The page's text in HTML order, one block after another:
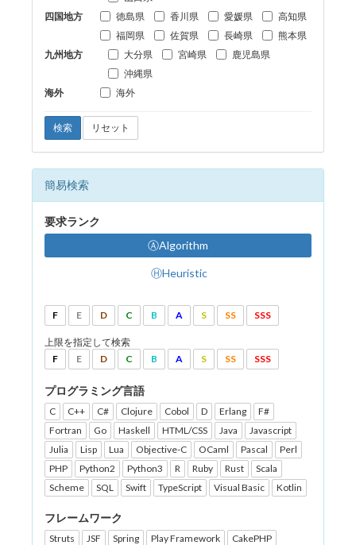
四国地方
徳島県 香川県 愛媛県 高知県
九州地方
福岡県 佐賀県 長崎県
熊本県
大分県
宮崎県
鹿児島県
沖縄県
海外
海外
検索 リセット
簡易検索
要求ランク
ⒶAlgorithm
ⒽHeuristic
F E D C B A S SS SSS
上限を指定して検索
F
E D C B A S SS SSS
プログラミング言語
C C++ C# Clojure Cobol D Erlang
F#
Fortran
Go Haskell HTML/CSS Java
Javascript
Julia
Lisp Lua Objective-C OCaml Pascal
Perl
PHP
Python2 Python3 R Ruby Rust
Scala
Scheme
SQL Swift TypeScript Visual Basic Kotlin
フレームワーク
Struts JSF Spring Play Framework
CakePHP